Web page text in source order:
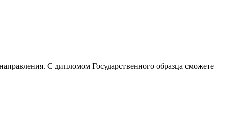
С дипломом Государственного образца сможете